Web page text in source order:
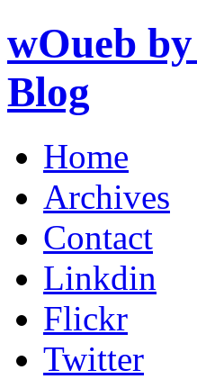
wOueb
Blog
Home
Archives
Contact
Linkdin
Flickr
Twitter